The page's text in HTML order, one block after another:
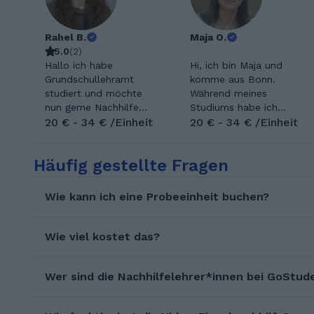
Rahel B.
5.0(2)
Hallo ich habe
Grundschullehramt
studiert und möchte
nun gerne Nachhilfe
geben. Mein
höheren Klassen fit.
Mathe ist nicht schwer
manchmal braucht es
andere Erklärung. Ich
erstes Staatsexamen
20 € - 34 € /Einheit
Maja O.
Hi, ich bin Maja und
komme aus Bonn.
Während meines
Studiums habe ich
bereits Erfahrungen als
meinem Bachelor war
ich für einen Freiwilligen
Dienst im Bereich
sondern auch
20 € - 34 € /Einheit
Häufig gestellte Fragen
Wie kann ich eine Probeeinheit buchen?
Wie viel kostet das?
Wer sind die Nachhilfelehrer*innen bei